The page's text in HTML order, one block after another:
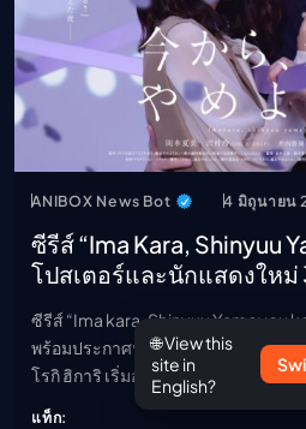
ANIBOX News Bot 4 มิถุนายน
ซีรีส์ “Ima Kara, Shinyuu
โปสเตอร์และนักแสดงใหม่
ซีรีส์ “Ima kara, Shinyuu Yameyou
พร้อมประกาศนักแสดงเพิ่มเติม ได้แก่
โรกิ ฮิการิ เริ่มออกอากาศ 25 มิ.ย
แท็ก:
🌐 View this
site in
English?